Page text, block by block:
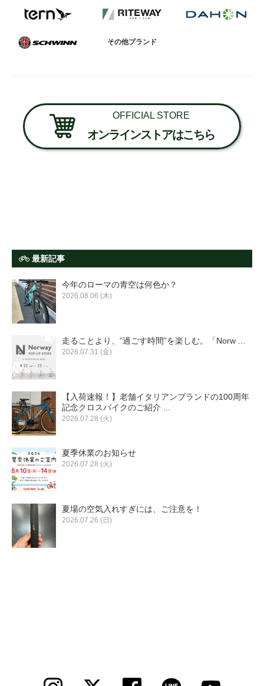
その他ブランド
OFFICIAL STORE
オンラインストアはこちら
最新記事
今年のローマの青空は何色か？
2026.08.06 (木)
走ることより、”過ごす時間”を楽しむ。「Norw ...
2026.07.31 (金)
【入荷速報！】老舗イタリアンブランドの100周年
記念クロスバイクのご紹介 ...
2026.07.28 (火)
夏季休業のお知らせ
2026.07.28 (火)
夏場の空気入れすぎには、ご注意を！
2026.07.26 (日)